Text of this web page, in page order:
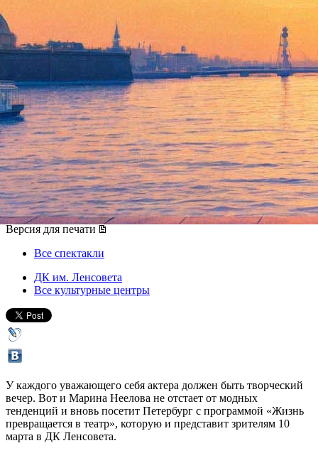
"Жизнь превращается в
театр" - творческий вечер
Марины Нееловой
10 марта 2014, понедельник
Версия для печати
Все спектакли
ДК им. Ленсовета
Все культурные центры
У каждого уважающего себя актера должен быть творческий
вечер. Вот и Марина Неелова не отстает от модных
тенденций и вновь посетит Петербург с программой «Жизнь
превращается в театр», которую и представит зрителям 10
марта в ДК Ленсовета.